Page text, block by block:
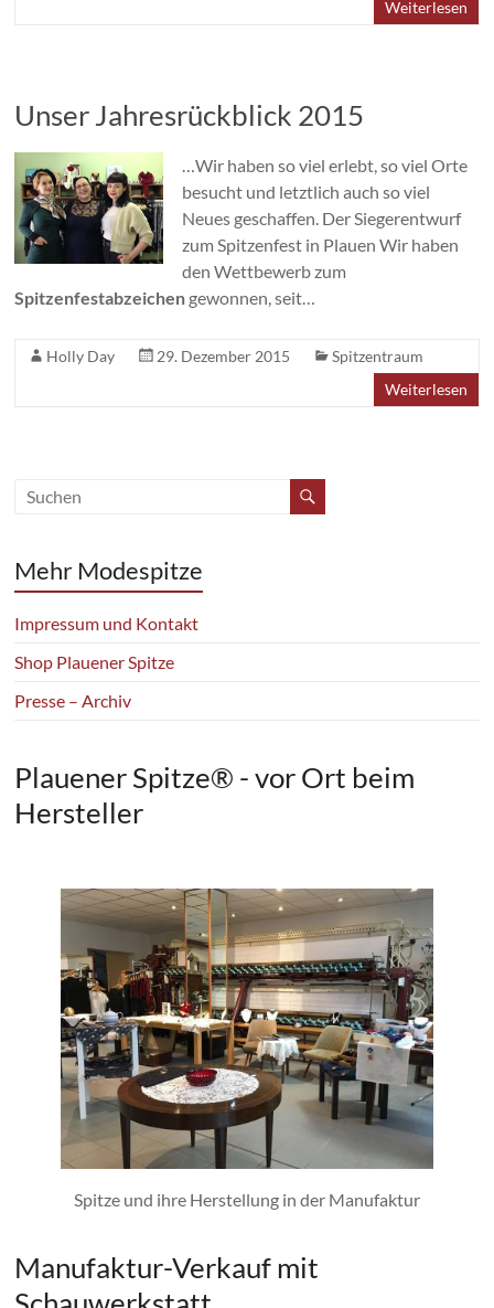
Weiterlesen
Unser Jahresrückblick 2015
…Wir haben so viel erlebt, so viel Orte
besucht und letztlich auch so viel
Neues geschaffen. Der Siegerentwurf
zum Spitzenfest in Plauen Wir haben
den Wettbewerb zum
Spitzenfestabzeichen gewonnen, seit…
Holly Day 29. Dezember 2015
Spitzentraum
Weiterlesen
Mehr Modespitze
Impressum und Kontakt
Shop Plauener Spitze
Presse – Archiv
Plauener Spitze® - vor Ort beim
Hersteller
Spitze und ihre Herstellung in der Manufaktur
Manufaktur-Verkauf mit